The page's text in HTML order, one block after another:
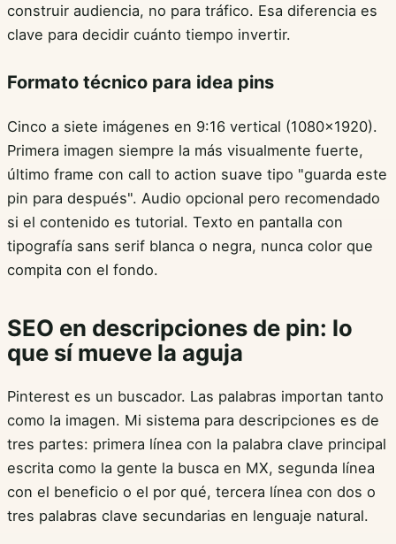
construir audiencia, no para tráfico. Esa diferencia es
clave para decidir cuánto tiempo invertir.
Formato técnico para idea pins
Cinco a siete imágenes en 9:16 vertical (1080x1920).
Primera imagen siempre la más visualmente fuerte,
último frame con call to action suave tipo "guarda este
pin para después". Audio opcional pero recomendado
si el contenido es tutorial. Texto en pantalla con
tipografía sans serif blanca o negra, nunca color que
compita con el fondo.
SEO en descripciones de pin: lo
que sí mueve la aguja
Pinterest es un buscador. Las palabras importan tanto
como la imagen. Mi sistema para descripciones es de
tres partes: primera línea con la palabra clave principal
escrita como la gente la busca en MX, segunda línea
con el beneficio o el por qué, tercera línea con dos o
tres palabras clave secundarias en lenguaje natural.